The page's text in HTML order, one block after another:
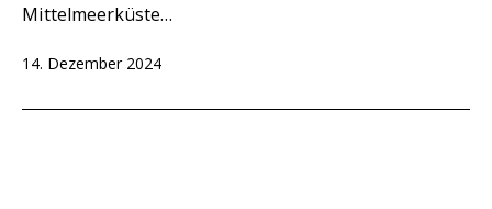
Mittelmeerküste…
Veröffentlicht
14. Dezember 2024